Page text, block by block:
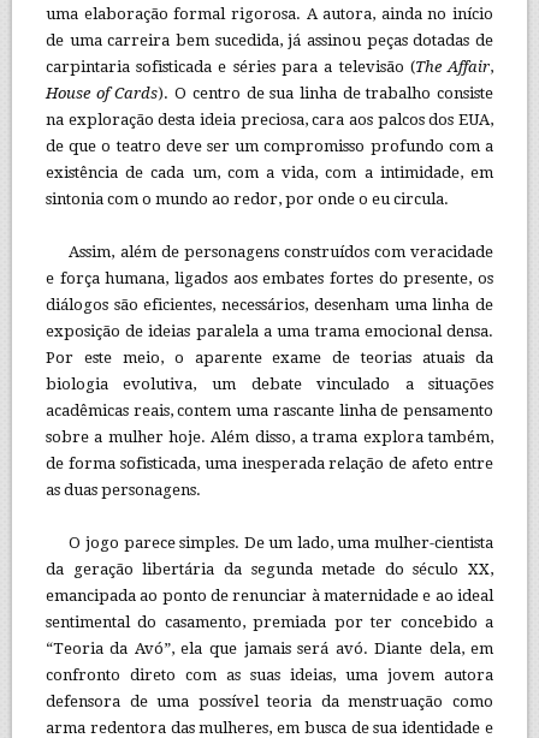
uma elaboração formal rigorosa. A autora, ainda no início
de uma carreira bem sucedida, já assinou peças dotadas de
carpintaria sofisticada e séries para a televisão (The Affair,
House of Cards). O centro de sua linha de trabalho consiste
na exploração desta ideia preciosa, cara aos palcos dos EUA,
de que o teatro deve ser um compromisso profundo com a
existência de cada um, com a vida, com a intimidade, em
sintonia com o mundo ao redor, por onde o eu circula.
Assim, além de personagens construídos com veracidade
e força humana, ligados aos embates fortes do presente, os
diálogos são eficientes, necessários, desenham uma linha de
exposição de ideias paralela a uma trama emocional densa.
Por este meio, o aparente exame de teorias atuais da
biologia evolutiva, um debate vinculado a situações
acadêmicas reais, contem uma rascante linha de pensamento
sobre a mulher hoje. Além disso, a trama explora também,
de forma sofisticada, uma inesperada relação de afeto entre
as duas personagens.
O jogo parece simples. De um lado, uma mulher-cientista
da geração libertária da segunda metade do século XX,
emancipada ao ponto de renunciar à maternidade e ao ideal
sentimental do casamento, premiada por ter concebido a
“Teoria da Avó”, ela que jamais será avó. Diante dela, em
confronto direto com as suas ideias, uma jovem autora
defensora de uma possível teoria da menstruação como
arma redentora das mulheres, em busca de sua identidade e